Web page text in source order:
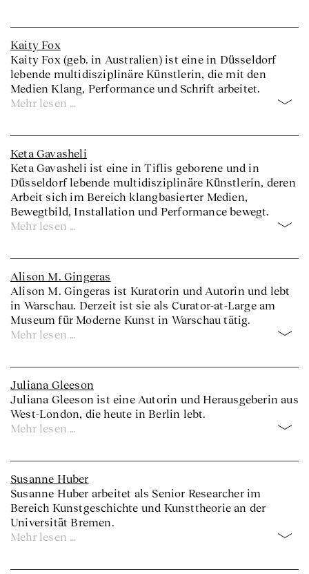
Kaity Fox
Kaity Fox (geb. in Australien) ist eine in Düsseldorf
lebende multidisziplinäre Künstlerin, die mit den
Medien Klang, Performance und Schrift arbeitet.
Mehr lesen …
Keta Gavasheli
Keta Gavasheli ist eine in Tiflis geborene und in
Düsseldorf lebende multidisziplinäre Künstlerin, deren
Arbeit sich im Bereich klangbasierter Medien,
Bewegtbild, Installation und Performance bewegt.
Mehr lesen …
Alison M. Gingeras
Alison M. Gingeras ist Kuratorin und Autorin und lebt
in Warschau. Derzeit ist sie als Curator-at-Large am
Museum für Moderne Kunst in Warschau tätig.
Mehr lesen …
Juliana Gleeson
Juliana Gleeson ist eine Autorin und Herausgeberin aus
West-London, die heute in Berlin lebt.
Mehr lesen …
Susanne Huber
Susanne Huber arbeitet als Senior Researcher im
Bereich Kunstgeschichte und Kunsttheorie an der
Universität Bremen.
Mehr lesen …